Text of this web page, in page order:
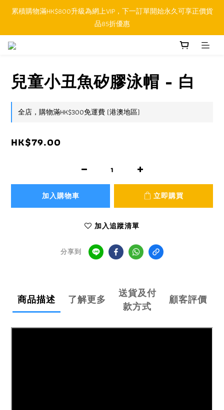
順豐香港SFHK APP取件通知功能將取代SMS短訊
累積購物滿HK$800升級為網上VIP，下一訂單開始永久可享正價貨
品85折優惠
順豐香港SFHK APP取件通知功能將取代SMS短訊
兒童小丑魚矽膠泳帽 - 白
全店，購物滿HK$300免運費 (港澳地區)
HK$79.00
加入購物車 立即購買
加入追蹤清單
分享到
商品描述 了解更多
送貨及付
款方式
顧客評價